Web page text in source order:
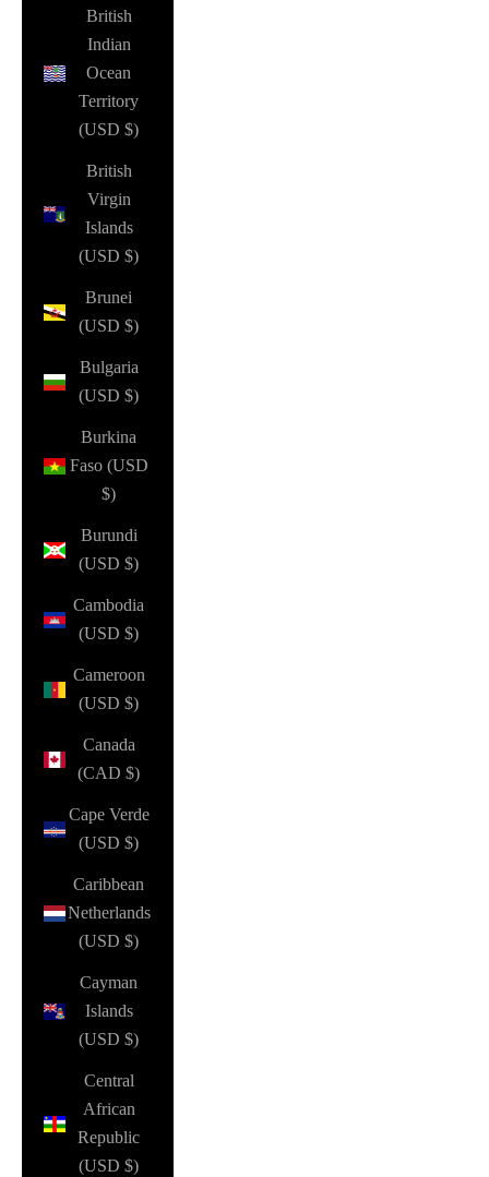
British
Indian
Ocean
Territory
(USD $)
British
Virgin
Islands
(USD $)
Brunei
(USD $)
Bulgaria
(USD $)
Burkina
Faso (USD
$)
Burundi
(USD $)
Cambodia
(USD $)
Cameroon
(USD $)
Canada
(CAD $)
Cape Verde
(USD $)
Caribbean
Netherlands
(USD $)
Cayman
Islands
(USD $)
Central
African
Republic
(USD $)